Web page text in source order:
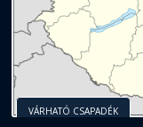
VÁRHATÓ CSAPADÉK